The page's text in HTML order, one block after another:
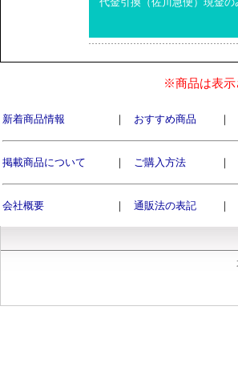
※商品は表示
新着商品情報 ｜ おすすめ商品 ｜
掲載商品について ｜ ご購入方法 ｜
会社概要 ｜ 通販法の表記 ｜